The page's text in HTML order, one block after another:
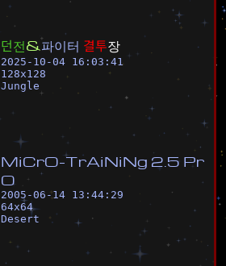
던전&파이터 결투장
2025-10-04 16:03:41
128x128
Jungle
MiCrO-TrAiNiNg 2 5 Pr
O
2005-06-14 13:44:29
64x64
Desert